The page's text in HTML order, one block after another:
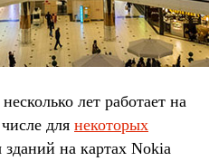
лет работает на
для некоторых
на картах Nokia